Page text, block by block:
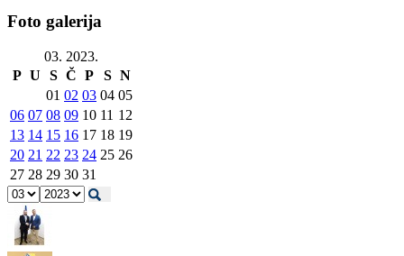
Foto galerija
03. 2023.
P U S Č P S N
01 02 03 04 05
06 07 08 09 10 11 12
13 14 15 16 17 18 19
20 21 22 23 24 25 26
27 28 29 30 31